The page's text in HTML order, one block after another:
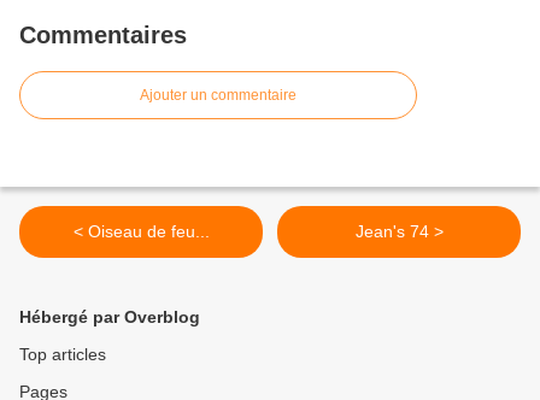
Commentaires
Ajouter un commentaire
< Oiseau de feu... Jean's 74 >
Hébergé par Overblog
Top articles
Pages